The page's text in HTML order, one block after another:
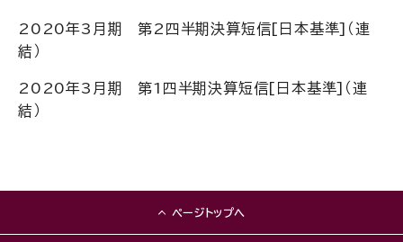
2020年3月期 第2四半期決算短信[日本基準]（連
結）
2020年3月期 第1四半期決算短信[日本基準]（連
結）
ページトップへ